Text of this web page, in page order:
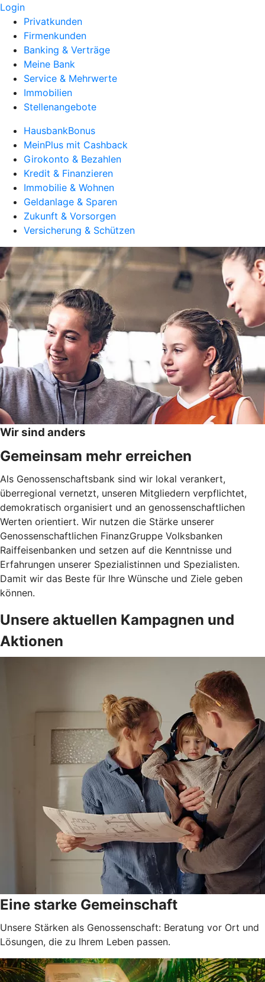
Login
Privatkunden
Firmenkunden
Banking & Verträge
Meine Bank
Service & Mehrwerte
Immobilien
Stellenangebote
HausbankBonus
MeinPlus mit Cashback
Girokonto & Bezahlen
Kredit & Finanzieren
Immobilie & Wohnen
Geldanlage & Sparen
Zukunft & Vorsorgen
Versicherung & Schützen
Wir sind anders
Gemeinsam mehr erreichen
Als Genossenschaftsbank sind wir lokal verankert,
überregional vernetzt, unseren Mitgliedern verpflichtet,
demokratisch organisiert und an genossenschaftlichen
Werten orientiert. Wir nutzen die Stärke unserer
Genossenschaftlichen FinanzGruppe Volksbanken
Raiffeisenbanken und setzen auf die Kenntnisse und
Erfahrungen unserer Spezialistinnen und Spezialisten.
Damit wir das Beste für Ihre Wünsche und Ziele geben
können.
Unsere aktuellen Kampagnen und
Aktionen
Eine starke Gemeinschaft
Unsere Stärken als Genossenschaft: Beratung vor Ort und
Lösungen, die zu Ihrem Leben passen.